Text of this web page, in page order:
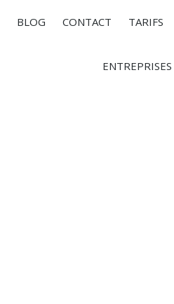
BLOG CONTACT TARIFS
ENTREPRISES